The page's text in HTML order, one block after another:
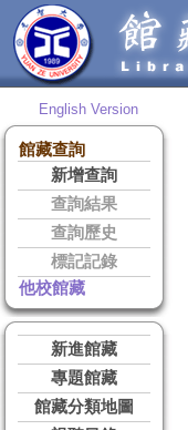
English Version
館藏查詢
新增查詢
查詢結果
查詢歷史
標記記錄
他校館藏
新進館藏
專題館藏
館藏分類地圖